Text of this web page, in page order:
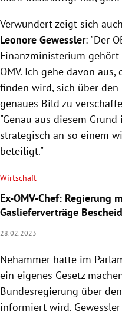
Verwundert zeigt sich
Leonore Gewessler: "Der
Finanzministerium
OMV. Ich gehe davon
finden wird, sich über
genaues Bild zu
"Genau aus diesem
strategisch an so einem
beteiligt."
Wirtschaft
Ex-OMV-Chef: Regierung
Gaslieferverträge
28.02.2023
Nehammer hatte im
ein eigenes Gesetz
Bundesregierung über
informiert wird.